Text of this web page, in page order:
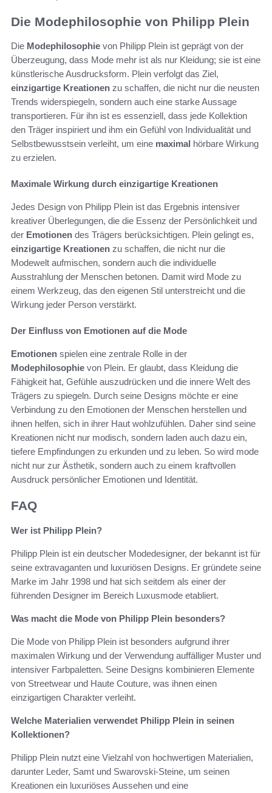
Die Modephilosophie von Philipp Plein
Die Modephilosophie von Philipp Plein ist geprägt von der
Überzeugung, dass Mode mehr ist als nur Kleidung; sie ist eine
künstlerische Ausdrucksform. Plein verfolgt das Ziel,
einzigartige Kreationen zu schaffen, die nicht nur die neusten
Trends widerspiegeln, sondern auch eine starke Aussage
transportieren. Für ihn ist es essenziell, dass jede Kollektion
den Träger inspiriert und ihm ein Gefühl von Individualität und
Selbstbewusstsein verleiht, um eine maximal hörbare Wirkung
zu erzielen.
Maximale Wirkung durch einzigartige Kreationen
Jedes Design von Philipp Plein ist das Ergebnis intensiver
kreativer Überlegungen, die die Essenz der Persönlichkeit und
der Emotionen des Trägers berücksichtigen. Plein gelingt es,
einzigartige Kreationen zu schaffen, die nicht nur die
Modewelt aufmischen, sondern auch die individuelle
Ausstrahlung der Menschen betonen. Damit wird Mode zu
einem Werkzeug, das den eigenen Stil unterstreicht und die
Wirkung jeder Person verstärkt.
Der Einfluss von Emotionen auf die Mode
Emotionen spielen eine zentrale Rolle in der
Modephilosophie von Plein. Er glaubt, dass Kleidung die
Fähigkeit hat, Gefühle auszudrücken und die innere Welt des
Trägers zu spiegeln. Durch seine Designs möchte er eine
Verbindung zu den Emotionen der Menschen herstellen und
ihnen helfen, sich in ihrer Haut wohlzufühlen. Daher sind seine
Kreationen nicht nur modisch, sondern laden auch dazu ein,
tiefere Empfindungen zu erkunden und zu leben. So wird mode
nicht nur zur Ästhetik, sondern auch zu einem kraftvollen
Ausdruck persönlicher Emotionen und Identität.
FAQ
Wer ist Philipp Plein?
Philipp Plein ist ein deutscher Modedesigner, der bekannt ist für
seine extravaganten und luxuriösen Designs. Er gründete seine
Marke im Jahr 1998 und hat sich seitdem als einer der
führenden Designer im Bereich Luxusmode etabliert.
Was macht die Mode von Philipp Plein besonders?
Die Mode von Philipp Plein ist besonders aufgrund ihrer
maximalen Wirkung und der Verwendung auffälliger Muster und
intensiver Farbpaletten. Seine Designs kombinieren Elemente
von Streetwear und Haute Couture, was ihnen einen
einzigartigen Charakter verleiht.
Welche Materialien verwendet Philipp Plein in seinen
Kollektionen?
Philipp Plein nutzt eine Vielzahl von hochwertigen Materialien,
darunter Leder, Samt und Swarovski-Steine, um seinen
Kreationen ein luxuriöses Aussehen und eine